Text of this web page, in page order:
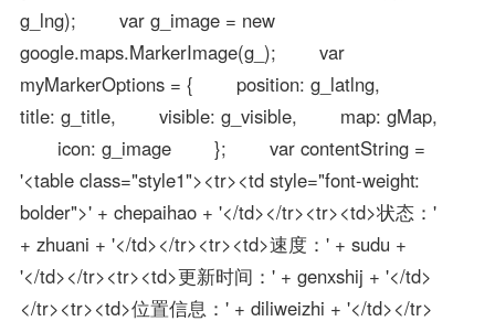
g_lng); var g_image = new
google.maps.MarkerImage(g_); var
myMarkerOptions = { position: g_latlng,
title: g_title, visible: g_visible, map: gMap,
icon: g_image }; var contentString =
'<table class="style1"><tr><td style="font-weight:
bolder">' + chepaihao + '</td></tr><tr><td>状态：'
+ zhuani + '</td></tr><tr><td>速度：' + sudu +
'</td></tr><tr><td>更新时间：' + genxshij + '</td>
</tr><tr><td>位置信息：' + diliweizhi + '</td></tr>